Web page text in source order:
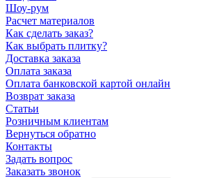
Шоу-рум
Расчет материалов
Как сделать заказ?
Как выбрать плитку?
Доставка заказа
Оплата заказа
Оплата банковской картой онлайн
Возврат заказа
Статьи
Розничным клиентам
Вернуться обратно
Контакты
Задать вопрос
Заказать звонок